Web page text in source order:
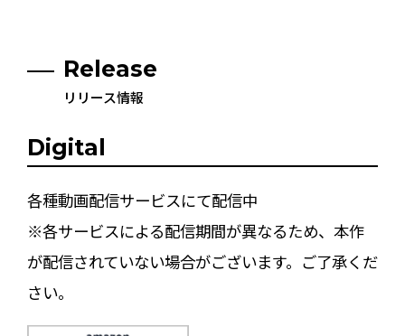
Release
リリース情報
Digital
各種動画配信サービスにて配信中
※各サービスによる配信期間が異なるため、本作
が配信されていない場合がございます。ご了承くだ
さい。